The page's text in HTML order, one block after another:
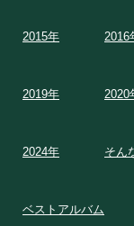
2015年 2016
2019年 2020
2024年 そん
ベストアルバム